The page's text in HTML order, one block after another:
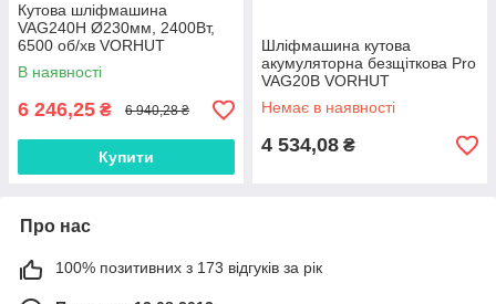
Кутова шліфмашина
VAG240H Ø230мм, 2400Вт,
6500 об/хв VORHUT
В наявності
6 246,25 ₴ 6 940,28 ₴
Купити
Шліфмашина кутова
акумуляторна безщіткова Pro
VAG20B VORHUT
Немає в наявності
4 534,08 ₴
Про нас
100% позитивних з 173 відгуків за рік